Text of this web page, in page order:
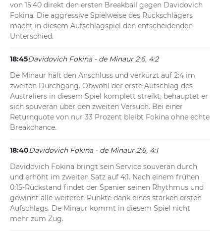
von 15:40 direkt den ersten Breakball gegen Davidovich
Fokina. Die aggressive Spielweise des Rückschlägers
macht in diesem Aufschlagspiel den entscheidenden
Unterschied.
18:45Davidovich Fokina - de Minaur 2:6, 4:2
De Minaur hält den Anschluss und verkürzt auf 2:4 im
zweiten Durchgang. Obwohl der erste Aufschlag des
Australiers in diesem Spiel komplett streikt, behauptet er
sich souverän über den zweiten Versuch. Bei einer
Returnquote von nur 33 Prozent bleibt Fokina ohne echte
Breakchance.
18:40Davidovich Fokina - de Minaur 2:6, 4:1
Davidovich Fokina bringt sein Service souverän durch
und erhöht im zweiten Satz auf 4:1. Nach einem frühen
0:15-Rückstand findet der Spanier seinen Rhythmus und
gewinnt alle weiteren Punkte dank eines starken ersten
Aufschlags. De Minaur kommt in diesem Spiel nicht
mehr zum Zug.